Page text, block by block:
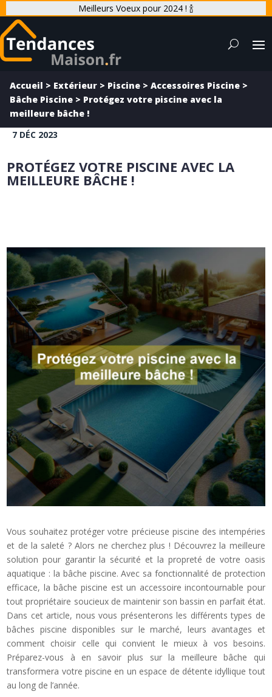
Meilleurs Voeux pour 2024 ! 🍾
Accueil > Extérieur > Piscine > Accessoires Piscine >
Bâche Piscine > Protégez votre piscine avec la
meilleure bâche !
7 DÉC 2023
PROTÉGEZ VOTRE PISCINE AVEC LA
MEILLEURE BÂCHE !
Vous souhaitez protéger votre précieuse piscine des intempéries
et de la saleté ? Alors ne cherchez plus ! Découvrez la meilleure
solution pour garantir la sécurité et la propreté de votre oasis
aquatique : la bâche piscine. Avec sa fonctionnalité de protection
efficace, la bâche piscine est un accessoire incontournable pour
tout propriétaire soucieux de maintenir son bassin en parfait état.
Dans cet article, nous vous présenterons les différents types de
bâches piscine disponibles sur le marché, leurs avantages et
comment choisir celle qui convient le mieux à vos besoins.
Préparez-vous à en savoir plus sur la meilleure bâche qui
transformera votre piscine en un espace de détente idyllique tout
au long de l’année.